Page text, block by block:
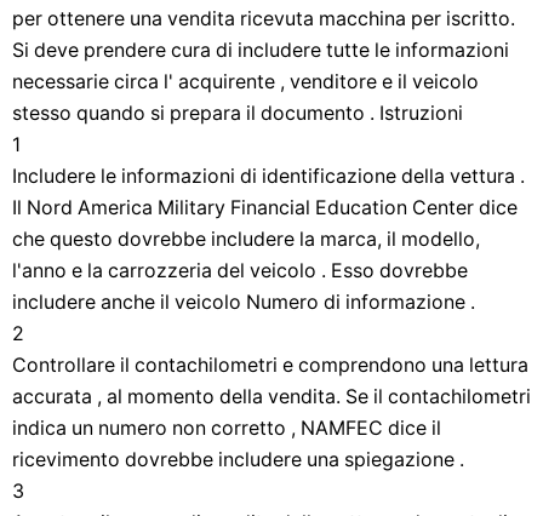
per ottenere una vendita ricevuta macchina per iscritto.
Si deve prendere cura di includere tutte le informazioni
necessarie circa l' acquirente , venditore e il veicolo
stesso quando si prepara il documento . Istruzioni
1
Includere le informazioni di identificazione della vettura .
Il Nord America Military Financial Education Center dice
che questo dovrebbe includere la marca, il modello,
l'anno e la carrozzeria del veicolo . Esso dovrebbe
includere anche il veicolo Numero di informazione .
2
Controllare il contachilometri e comprendono una lettura
accurata , al momento della vendita. Se il contachilometri
indica un numero non corretto , NAMFEC dice il
ricevimento dovrebbe includere una spiegazione .
3